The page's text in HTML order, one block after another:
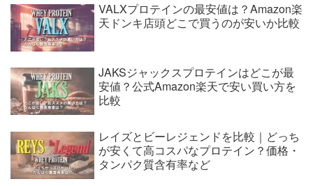
VALXプロテインの最安値は？Amazon楽
天ドンキ店頭どこで買うのが安いか比較
JAKSジャックスプロテインはどこが最
安値？公式Amazon楽天で安い買い方を
比較
レイズとビーレジェンドを比較｜どっち
が安くて高コスパなプロテイン？価格・
タンパク質含有率など